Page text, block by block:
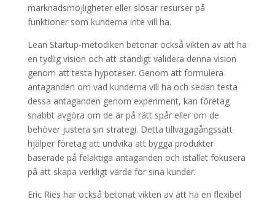
marknadsmöjligheter eller slösar resurser på
funktioner som kunderna inte vill ha.
Lean Startup-metodiken betonar också vikten av att ha
en tydlig vision och att ständigt validera denna vision
genom att testa hypoteser. Genom att formulera
antaganden om vad kunderna vill ha och sedan testa
dessa antaganden genom experiment, kan företag
snabbt avgöra om de är på rätt spår eller om de
behöver justera sin strategi. Detta tillvägagångssätt
hjälper företag att undvika att bygga produkter
baserade på felaktiga antaganden och istället fokusera
på att skapa verkligt värde för sina kunder.
Eric Ries har också betonat vikten av att ha en flexibel